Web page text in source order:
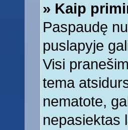
» Kaip
Paspaudę
puslapyje
Visi
tema
nematote,
nepasiektas